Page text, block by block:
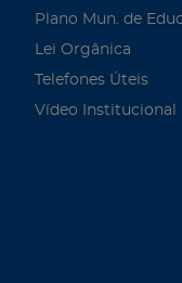
Plano Mun. de
Lei Orgânica
Telefones Úteis
Vídeo Institucional